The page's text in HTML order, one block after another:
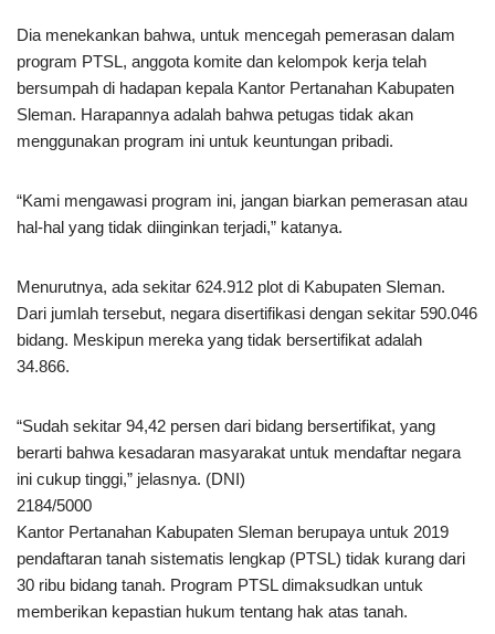
Dia menekankan bahwa, untuk mencegah pemerasan dalam
program PTSL, anggota komite dan kelompok kerja telah
bersumpah di hadapan kepala Kantor Pertanahan Kabupaten
Sleman. Harapannya adalah bahwa petugas tidak akan
menggunakan program ini untuk keuntungan pribadi.
“Kami mengawasi program ini, jangan biarkan pemerasan atau
hal-hal yang tidak diinginkan terjadi,” katanya.
Menurutnya, ada sekitar 624.912 plot di Kabupaten Sleman.
Dari jumlah tersebut, negara disertifikasi dengan sekitar 590.046
bidang. Meskipun mereka yang tidak bersertifikat adalah
34.866.
“Sudah sekitar 94,42 persen dari bidang bersertifikat, yang
berarti bahwa kesadaran masyarakat untuk mendaftar negara
ini cukup tinggi,” jelasnya. (DNI)
2184/5000
Kantor Pertanahan Kabupaten Sleman berupaya untuk 2019
pendaftaran tanah sistematis lengkap (PTSL) tidak kurang dari
30 ribu bidang tanah. Program PTSL dimaksudkan untuk
memberikan kepastian hukum tentang hak atas tanah.